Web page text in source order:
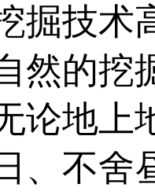
掘技术
然的挖
论地上
、不舍